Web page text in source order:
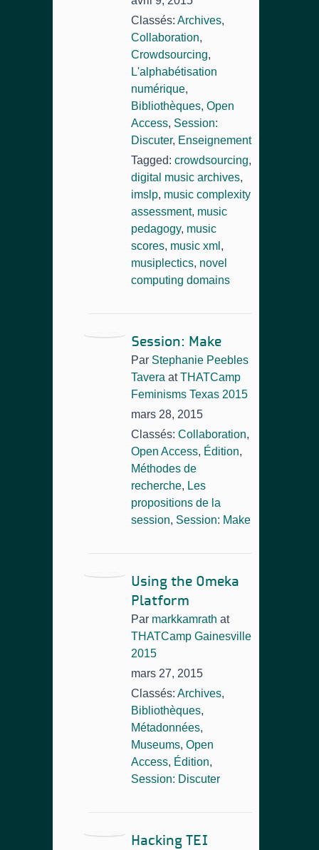
Classés: Archives,
Collaboration,
Crowdsourcing,
L'alphabétisation
numérique,
Bibliothèques, Open
Access, Session:
Discuter, Enseignement
Tagged: crowdsourcing,
digital music archives,
imslp, music complexity
assessment, music
pedagogy, music
scores, music xml ,
musiplectics, novel
computing domains
Session: Make
Par Stephanie Peebles
Tavera atTHATCamp
Feminisms Texas 2015
mars 28, 2015
Classés: Collaboration,
Open Access, Édition,
Méthodes de
recherche, Les
propositions de la
session, Session: Make
Using the Omeka
Platform
Par markkamrath at
THATCamp Gainesville
2015
mars 27, 2015
Classés: Archives,
Bibliothèques,
Métadonnées,
Museums, Open
Access, Édition,
Session: Discuter
Hacking TEI